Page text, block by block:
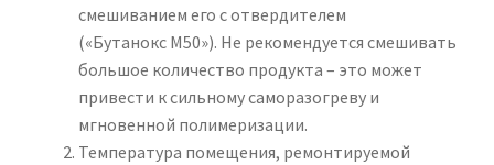
смешиванием его с отвердителем
(«Бутанокс М50»). Не рекомендуется смешивать
большое количество продукта – это может
привести к сильному саморазогреву и
мгновенной полимеризации.
Температура помещения, ремонтируемой